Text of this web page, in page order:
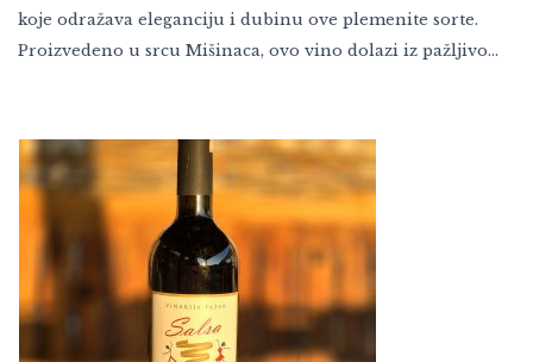
koje odražava eleganciju i dubinu ove plemenite sorte.
Proizvedeno u srcu Mišinaca, ovo vino dolazi iz pažljivo…